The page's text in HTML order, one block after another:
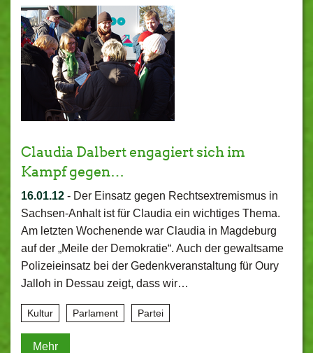
Claudia Dalbert engagiert sich im
Kampf gegen…
16.01.12 - Der Einsatz gegen Rechtsextremismus in
Sachsen-Anhalt ist für Claudia ein wichtiges Thema.
Am letzten Wochenende war Claudia in Magdeburg
auf der „Meile der Demokratie“. Auch der gewaltsame
Polizeieinsatz bei der Gedenkveranstaltung für Oury
Jalloh in Dessau zeigt, dass wir…
Kultur Parlament Partei
Mehr